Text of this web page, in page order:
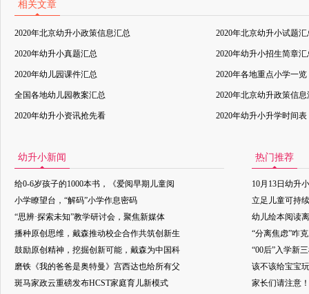
相关文章
2020年北京幼升小政策信息汇总 2020年北京幼升小试题汇
2020年幼升小真题汇总 2020年幼升小招生简章汇
2020年幼儿园课件汇总 2020年各地重点小学一览
全国各地幼儿园教案汇总 2020年北京幼升政策信息
2020年幼升小资讯抢先看 2020年幼升小升学时间表
幼升小新闻
给0-6岁孩子的1000本书，《爱阅早期儿童阅
小学瞭望台，“解码”小学作息密码
“思辨·探索未知”教学研讨会，聚焦新媒体
播种原创思维，戴森推动校企合作共筑创新生
鼓励原创精神，挖掘创新可能，戴森为中国科
磨铁《我的爸爸是奥特曼》宫西达也给所有父
斑马家政云重磅发布HCST家庭育儿新模式
热门推荐
10月13日幼升
立足儿童可持
幼儿绘本阅读
“分离焦虑”咋
“00后”入学新
该不该给宝宝
家长们请注意